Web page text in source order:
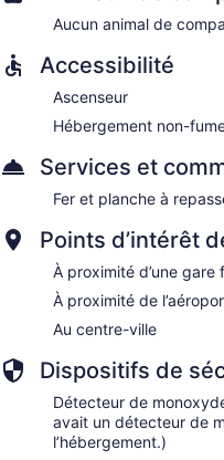
Aucun animal de
Accessibilité
Ascenseur
Hébergement non-
Services et
Fer et planche à
Points d’intérêt
À proximité d’une gare
À proximité de
Au centre-ville
Dispositifs de
Détecteur de
avait un détecteur de
l’hébergement.)